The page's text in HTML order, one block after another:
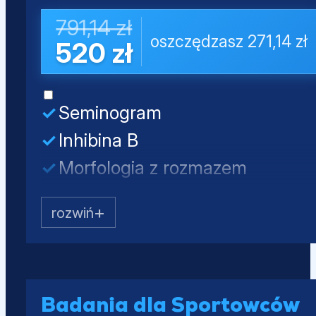
Próby wątrobowe (ALT, AST,
Lipidogram (CHOL, HDL, nie-
Glukoza
791,14 zł
520 zł oszczędzasz 271,14 zł
Seminogram
Inhibina B
Morfologia z rozmazem
Testosteron całkowity
LH
FSH
PSA całkowity
Mocz - badanie ogólne
Badania dla Sportowców